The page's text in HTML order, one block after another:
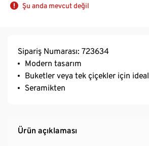
Şu anda mevcut değil
Sipariş Numarası: 723634
Modern tasarım
Buketler veya tek çiçekler için ideal
Seramikten
Ürün açıklaması